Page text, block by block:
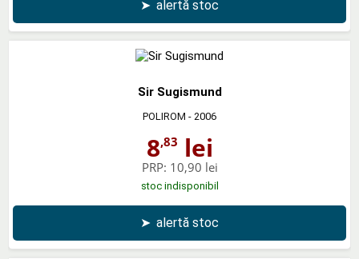
➤ alertă stoc
Sir Sugismund
POLIROM - 2006
8,83 lei
PRP: 10,90 lei
stoc indisponibil
➤ alertă stoc